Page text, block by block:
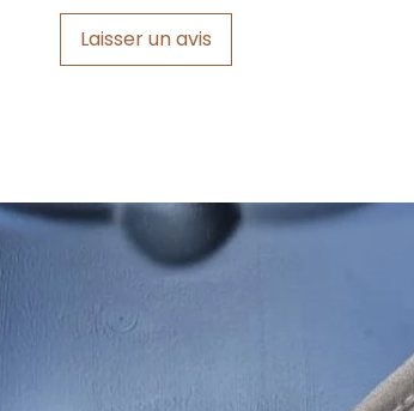
Laisser un avis